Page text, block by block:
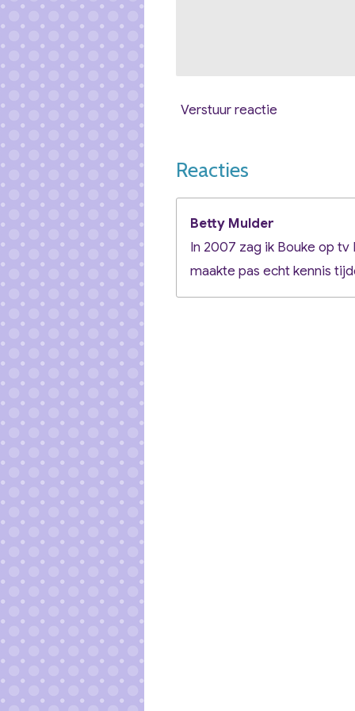
Verstuur reactie
Reacties
Betty Mulder
In 2007 zag ik Bouke op
maakte pas echt kennis